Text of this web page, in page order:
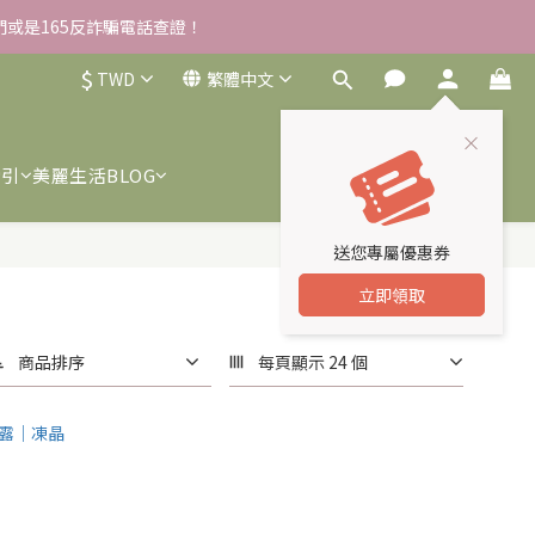
柔敏舒緩水凝霜EX/瓶
是165反詐騙電話查證！
柔敏舒緩水凝霜EX/瓶
$ TWD 繁體中文
送您專屬優惠券
立即領取
美麗生活BLOG
商品排序 每頁顯示 24 個